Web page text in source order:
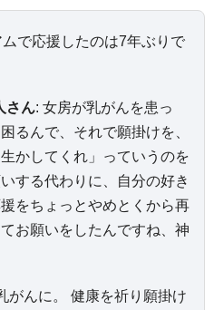
で応援したのは7年ぶりで
さん: 女房が乳がんを患っ
るんで、それで願掛けを、
かしてくれ」っていうのを
する代わりに、自分の好き
をちょっとやめとくから再
お願いをしたんですね、神
がんに。 健康を祈り願掛け